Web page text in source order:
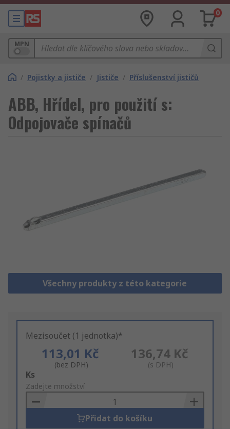
0
MPN
/ Pojistky a jističe / Jističe / Příslušenství jističů
ABB, Hřídel, pro použití s:
Odpojovače spínačů
Všechny produkty z této kategorie
Mezisoučet (1 jednotka)*
113,01 Kč
(bez DPH)
136,74 Kč
(s DPH)
Add
to
Basket
Ks
Zadejte množství
Přidat do košíku